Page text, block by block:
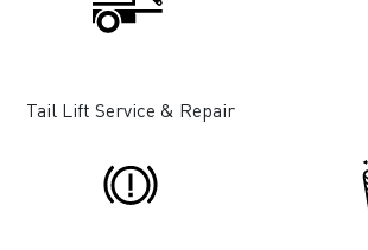
Tail Lift Service & Repair